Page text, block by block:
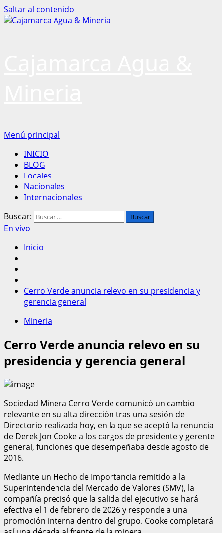
Saltar al contenido
Menú principal
INICIO
BLOG
Locales
Nacionales
Internacionales
Buscar:
En vivo
Inicio
Cerro Verde anuncia relevo en su presidencia y
gerencia general
Mineria
Cerro Verde anuncia relevo en su
presidencia y gerencia general
Sociedad Minera Cerro Verde comunicó un cambio
relevante en su alta dirección tras una sesión de
Directorio realizada hoy, en la que se aceptó la renuncia
de Derek Jon Cooke a los cargos de presidente y gerente
general, funciones que desempeñaba desde agosto de
2016.
Mediante un Hecho de Importancia remitido a la
Superintendencia del Mercado de Valores (SMV), la
compañía precisó que la salida del ejecutivo se hará
efectiva el 1 de febrero de 2026 y responde a una
promoción interna dentro del grupo. Cooke completará